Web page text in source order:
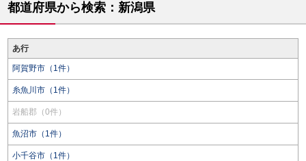
都道府県から検索：新潟県
あ行
阿賀野市（1件）
糸魚川市（1件）
岩船郡（0件）
魚沼市（1件）
小千谷市（1件）